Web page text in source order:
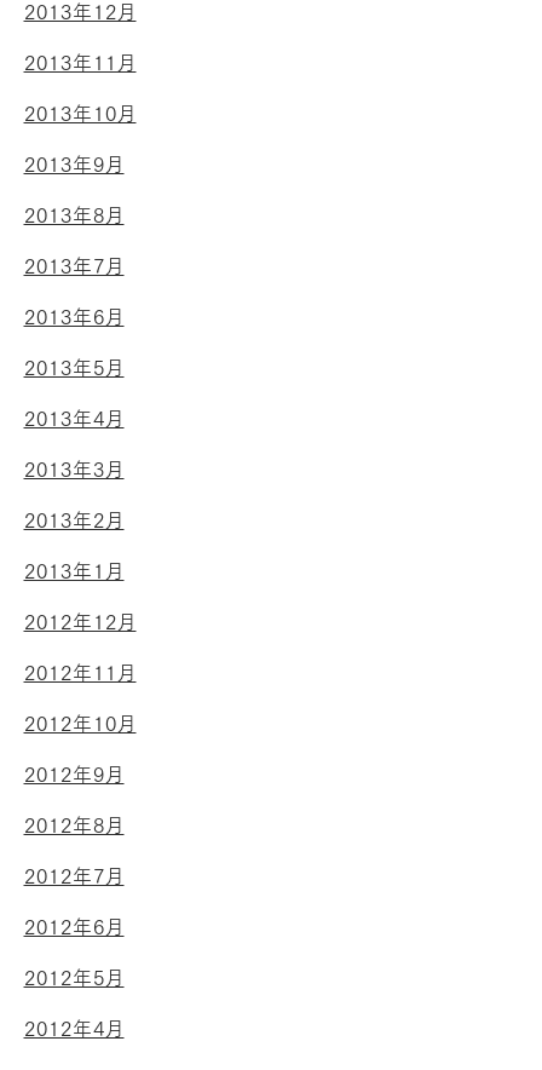
2013年12月
2013年11月
2013年10月
2013年9月
2013年8月
2013年7月
2013年6月
2013年5月
2013年4月
2013年3月
2013年2月
2013年1月
2012年12月
2012年11月
2012年10月
2012年9月
2012年8月
2012年7月
2012年6月
2012年5月
2012年4月